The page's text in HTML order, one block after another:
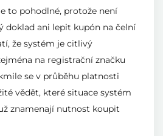
to pohodlné, protože není
doklad ani lepit kupón na čelní
že systém je citlivý
na registrační značku
se v průběhu platnosti
vědět, které situace systém
znamenají nutnost koupit